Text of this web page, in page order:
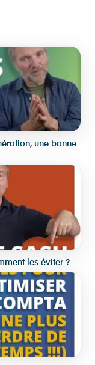
une bonne
les éviter ?